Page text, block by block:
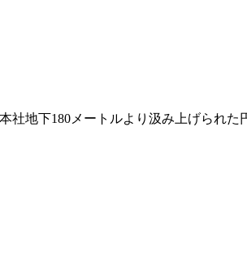
地下180メートルより汲み上げられた